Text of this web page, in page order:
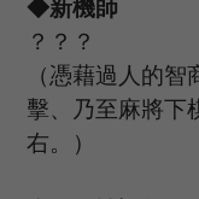
◆新機師
？？？
（憑藉過人的
擊、乃至麻將下
右。）